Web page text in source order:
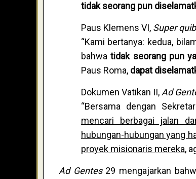
tidak seorang pun
Paus Klemens VI, Super
“Kami bertanya: kedua,
bahwatidak seorang pun
Paus Roma, dapat
Dokumen Vatikan II, Ad
“Bersama dengan
mencari berbagai jalan
hubungan-hubungan yang
proyek misionaris mereka,
Ad Gentes29 mengajarkan